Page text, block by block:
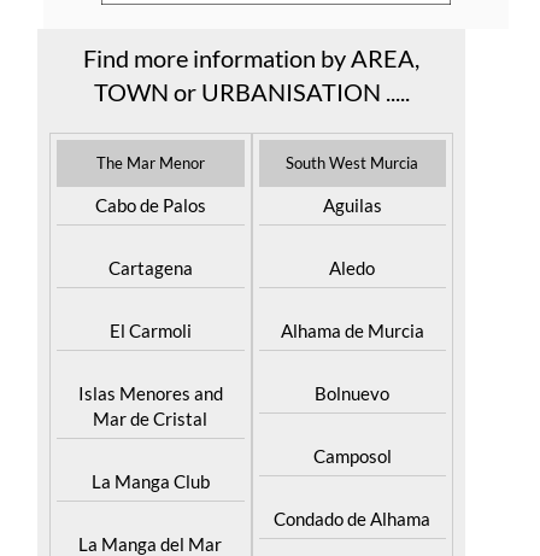
Find more information by AREA,
TOWN or URBANISATION .....
The Mar Menor
Cabo de Palos
Cartagena
El Carmoli
Islas Menores and
Mar de Cristal
La Manga Club
La Manga del Mar
South West Murcia
Aguilas
Aledo
Alhama de Murcia
Bolnuevo
Camposol
Condado de Alhama